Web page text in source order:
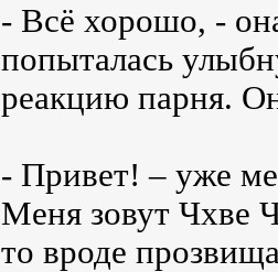
- Всё хорошо, -
попыталась
реакцию парня.
- Привет! – уже
Меня зовут Чхве
то вроде